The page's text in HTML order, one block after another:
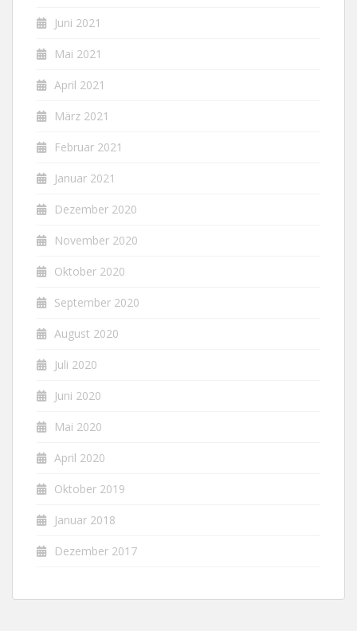
Juni 2021
Mai 2021
April 2021
März 2021
Februar 2021
Januar 2021
Dezember 2020
November 2020
Oktober 2020
September 2020
August 2020
Juli 2020
Juni 2020
Mai 2020
April 2020
Oktober 2019
Januar 2018
Dezember 2017